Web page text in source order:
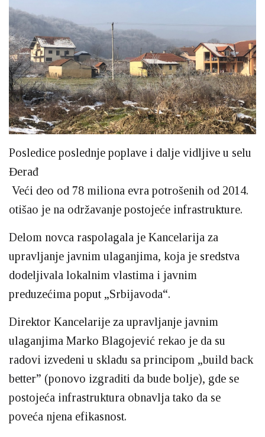
Posledice poslednje poplave i dalje vidljive u selu
Đerađ
Veći deo od 78 miliona evra potrošenih od 2014.
otišao je na održavanje postojeće infrastrukture.
Delom novca raspolagala je Kancelarija za
upravljanje javnim ulaganjima, koja je sredstva
dodeljivala lokalnim vlastima i javnim
preduzećima poput „Srbijavoda“.
Direktor Kancelarije za upravljanje javnim
ulaganjima Marko Blagojević rekao je da su
radovi izvedeni u skladu sa principom „build back
better” (ponovo izgraditi da bude bolje), gde se
postojeća infrastruktura obnavlja tako da se
poveća njena efikasnost.